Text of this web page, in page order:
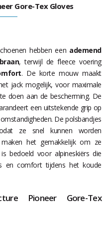
Gore-Tex Gloves
hebben een ademend
, terwijl de fleece voering
. De korte mouw maakt
jack mogelijk, voor maximale
doen aan de bescherming. De
een uitstekende grip op
De polsbandjes
ze snel kunnen worden
het gemakkelijk om ze
bedoeld voor alpineskiërs die
en comfort tijdens het koude
Pioneer Gore-Tex